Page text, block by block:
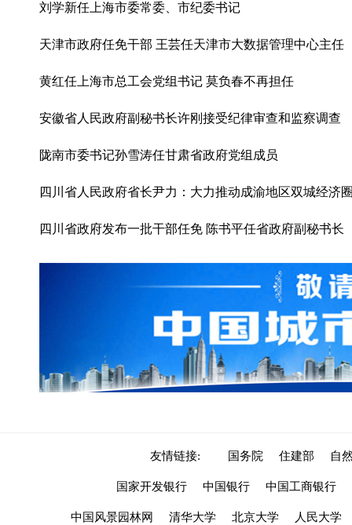
刘学新任上海市委常委、市纪委书记
天津市政府任免干部 王芸任天津市大数据管理中心主任
黄红任上海市总工会党组书记 莫负春不再担任
安徽省人民政府副秘书长许刚接受纪律审查和监察调查
陇南市委书记孙雪涛任甘肃省政府党组成员
四川省人民政府省长尹力：大力推动成渝地区双城经济
四川省政府发布一批干部任免 陈书平任省政府副秘书长
友情链接: 国务院 住建部 自
国家开发银行 中国银行 中国工商银行
中国风景园林网 清华大学 北京大学 人民大学